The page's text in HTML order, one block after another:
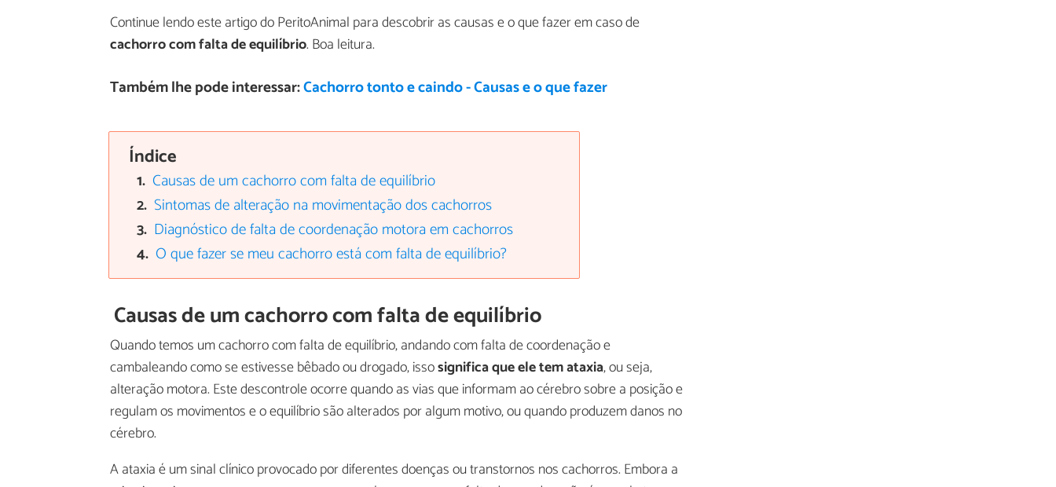
Continue lendo este artigo do PeritoAnimal para descobrir as causas e o que fazer em caso de
cachorro com falta de equilíbrio. Boa leitura.
Também lhe pode interessar:Cachorro tonto e caindo - Causas e o que fazer
Índice
Causas de um cachorro com falta de equilíbrio
Sintomas de alteração na movimentação dos cachorros
Diagnóstico de falta de coordenação motora em cachorros
O que fazer se meu cachorro está com falta de equilíbrio?
Causas de um cachorro com falta de equilíbrio
Quando temos um cachorro com falta de equilíbrio, andando com falta de coordenação e
cambaleando como se estivesse bêbado ou drogado, issosignifica que ele tem ataxia, ou seja,
alteração motora. Este descontrole ocorre quando as vias que informam ao cérebro sobre a posição e
regulam os movimentos e o equilíbrio são alterados por algum motivo, ou quando produzem danos no
cérebro.
A ataxia é um sinal clínico provocado por diferentes doenças ou transtornos nos cachorros. Embora a